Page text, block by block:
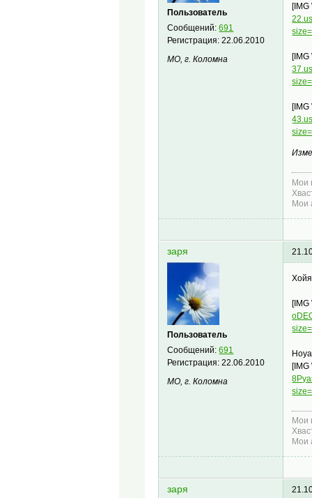
Пользователь
Сообщений:691
Регистрация:22.06.2010
МО, г. Коломна
[IMG
[IMG
[IMG
Мои
Мои
заря
Пользователь
Сообщений:691
Регистрация:22.06.2010
МО, г. Коломна
[IMG
[IMG
Мои
Мои
заря